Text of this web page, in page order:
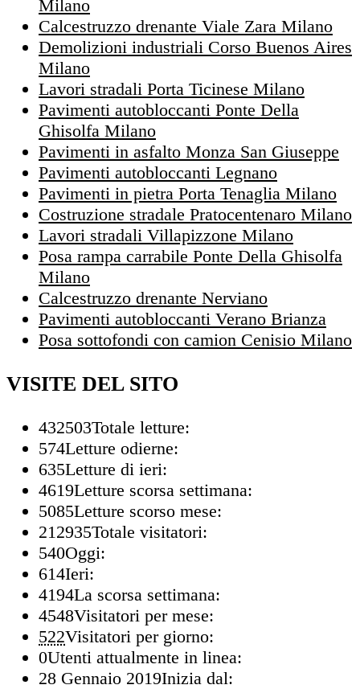
Milano
Calcestruzzo drenante Viale Zara Milano
Demolizioni industriali Corso Buenos Aires
Milano
Lavori stradali Porta Ticinese Milano
Pavimenti autobloccanti Ponte Della
Ghisolfa Milano
Pavimenti in asfalto Monza San Giuseppe
Pavimenti autobloccanti Legnano
Pavimenti in pietra Porta Tenaglia Milano
Costruzione stradale Pratocentenaro Milano
Lavori stradali Villapizzone Milano
Posa rampa carrabile Ponte Della Ghisolfa
Milano
Calcestruzzo drenante Nerviano
Pavimenti autobloccanti Verano Brianza
Posa sottofondi con camion Cenisio Milano
VISITE DEL SITO
432503Totale letture:
574Letture odierne:
635Letture di ieri:
4619Letture scorsa settimana:
5085Letture scorso mese:
212935Totale visitatori:
540Oggi:
614Ieri:
4194La scorsa settimana:
4548Visitatori per mese:
522Visitatori per giorno:
0Utenti attualmente in linea:
28 Gennaio 2019Inizia dal: